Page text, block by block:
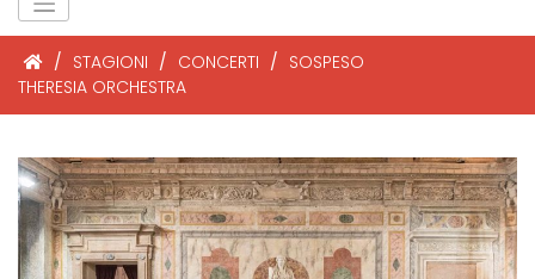
/ STAGIONI / CONCERTI / SOSPESO
THERESIA ORCHESTRA